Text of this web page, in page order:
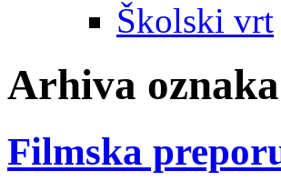
Školski vrt
Arhiva
Filmska